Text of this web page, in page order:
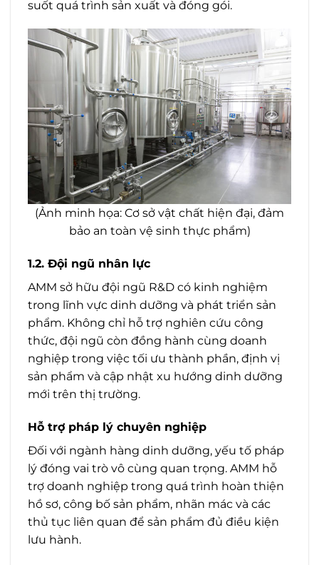
suốt quá trình sản xuất và đóng gói.
(Ảnh minh họa: Cơ sở vật chất hiện đại, đảm
bảo an toàn vệ sinh thực phẩm)
1.2. Đội ngũ nhân lực
AMM sở hữu đội ngũ R&D có kinh nghiệm
trong lĩnh vực dinh dưỡng và phát triển sản
phẩm. Không chỉ hỗ trợ nghiên cứu công
thức, đội ngũ còn đồng hành cùng doanh
nghiệp trong việc tối ưu thành phần, định vị
sản phẩm và cập nhật xu hướng dinh dưỡng
mới trên thị trường.
Hỗ trợ pháp lý chuyên nghiệp
Đối với ngành hàng dinh dưỡng, yếu tố pháp
lý đóng vai trò vô cùng quan trọng. AMM hỗ
trợ doanh nghiệp trong quá trình hoàn thiện
hồ sơ, công bố sản phẩm, nhãn mác và các
thủ tục liên quan để sản phẩm đủ điều kiện
lưu hành.